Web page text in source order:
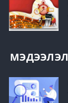
МЭДЭЭЛЭЛ